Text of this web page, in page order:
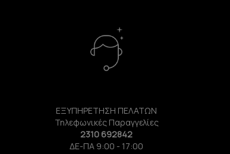
ΕΞΥΠΗΡΕΤΗΣΗ ΠΕΛΑΤΩΝ
Τηλεφωνικές Παραγγελίες
2310 692842
ΔΕ-ΠΑ 9:00 - 17:00